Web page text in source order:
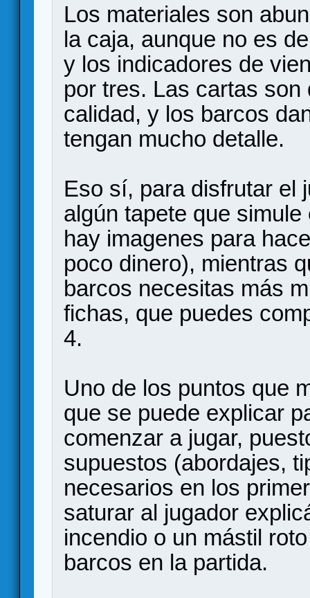
Los materiales son
la caja, aunque no es
y los indicadores de
por tres. Las cartas
calidad, y los barcos
tengan mucho detalle.
Eso sí, para disfrutar el
algún tapete que
hay imagenes para
poco dinero), mientras
barcos necesitas más
fichas, que puedes
4.
Uno de los puntos que
que se puede explicar
comenzar a jugar,
supuestos (abordajes,
necesarios en los
saturar al jugador
incendio o un mástil
barcos en la partida.